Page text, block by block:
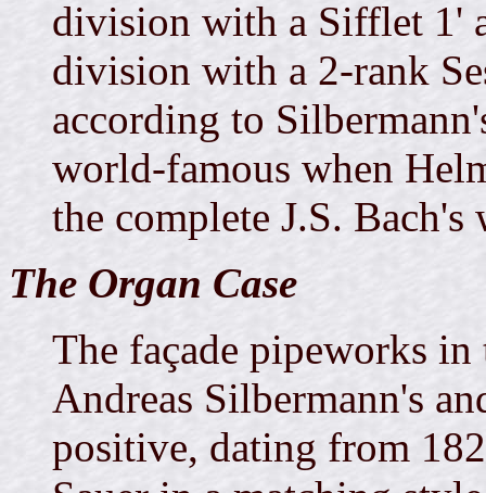
division with a Sifflet 1'
division with a 2-rank
according to
world-famous when
the complete J.S. Bach's
The Organ Case
The façade pipeworks in
Andreas Silbermann's
positive, dating from